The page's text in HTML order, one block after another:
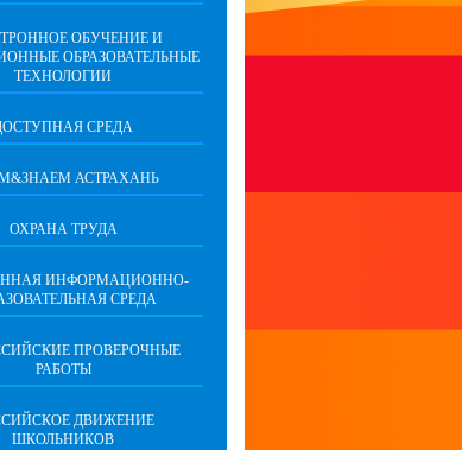
ОБУЧЕНИЕ И
ОБРАЗОВАТЕЛЬНЫЕ
ТЕХНОЛОГИИ
СРЕДА
АСТРАХАНЬ
ОХРАНА ТРУДА
ИНФОРМАЦИОННО-
СРЕДА
ПРОВЕРОЧНЫЕ
РАБОТЫ
ДВИЖЕНИЕ
ШКОЛЬНИКОВ